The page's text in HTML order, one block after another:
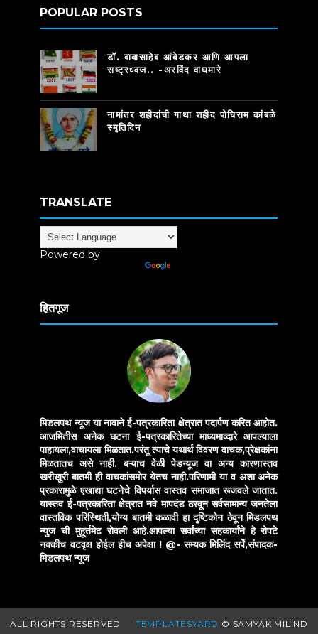
POPULAR POSTS
डॉ. बाबासाहेब आंबेडकर आणि आपला
राष्ट्रध्वज.. -अरविंद वाघमारे
नामांतर शहीदांची गाथा शहीद पोचिराम कांबळे
स्मृतिदिन
TRANSLATE
Powered by
हितगूज
मिडलपथ न्यूज या नावाने ई-पत्रकारिता क्षेत्रात पदार्पण करित आहोत.
आजमितीस अनेक घटना ई-पत्रकारितेच्या माध्यमाव्दारे आपल्याला
पाहायला,वाचायला मिळतात.परंतू त्याचे यथार्थ विवरण वाचक,प्रेक्षकांना
मिळतातच असे नाही. बऱ्याच वेळी पेडन्यूज वा अन्य कारणास्तव
खरीखुरी बातमी ही वाचकांसमोर येतच नाही.परिणामी या व अशा अनेक
प्रकारामुळे एखाद्या घटनेचे विपर्यास वास्तव समाजात रूजवले जातात.
यास्तव ई-पत्रकारिता क्षेत्रात नवे मापदंड ठरवून सर्वसामान्य जनतेला
वास्तविक परिस्थिती,योग्य बातमी कळावी हा दृष्टिकोन ठेवून मिडलपथ
न्युज ची मुहूर्तमेढ रोवली आहे.आपल्या सर्वांच्या सहकार्यांने हे रोपटे
नक्कीच वटवृक्ष होईल हीच अपेक्षा ! @- सम्यक मिलिंद सर्पे,संपादक-
मिडलपथ न्यूज
ALL RIGHTS RESERVED TEMPLATESYARD © SAMYAK MILIND